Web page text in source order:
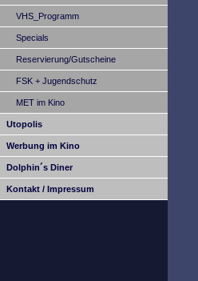
VHS_Programm
Specials
Reservierung/Gutscheine
FSK + Jugendschutz
MET im Kino
Utopolis
Werbung im Kino
Dolphin´s Diner
Kontakt / Impressum